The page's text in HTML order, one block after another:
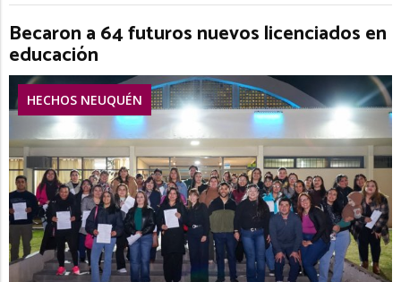
Becaron a 64 futuros nuevos licenciados en
educación
HECHOS NEUQUÉN